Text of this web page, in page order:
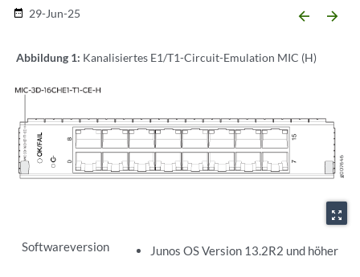
date_range 29-Jun-25 arrow_backward arrow_forward
Abbildung 1: Kanalisiertes E1/T1-Circuit-Emulation MIC (H)
zoom_out_map
Softwareversion Junos OS Version 13.2R2 und höher